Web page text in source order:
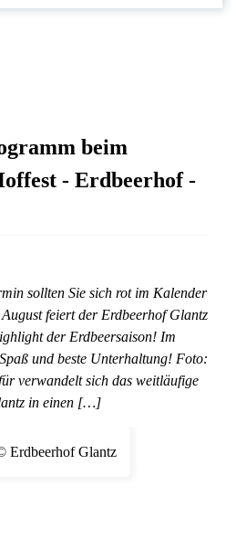
beim
- Erdbeerhof -
sollten Sie sich rot im Kalender
feiert der Erdbeerhof Glantz
der Erdbeersaison! Im
und beste Unterhaltung! Foto:
verwandelt sich das weitläufige
in einen […]